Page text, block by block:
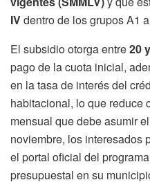
IVdentro de los grupos A1
El subsidio otorga entre20
pago de la cuota inicial,
en la tasa de interés del
habitacional, lo que reduce
mensual que debe asumir
noviembre, los interesados
el portal oficial del
presupuestal en su